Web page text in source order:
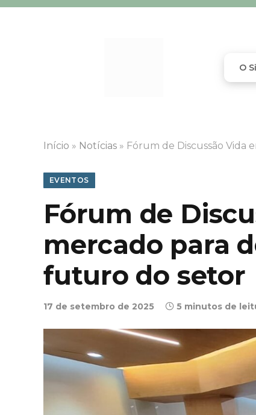
O
Início » Notícias » Fórum de Discussão
EVENTOS
Fórum de
mercado para
futuro do setor
17 de setembro de 2025 5 minutos de